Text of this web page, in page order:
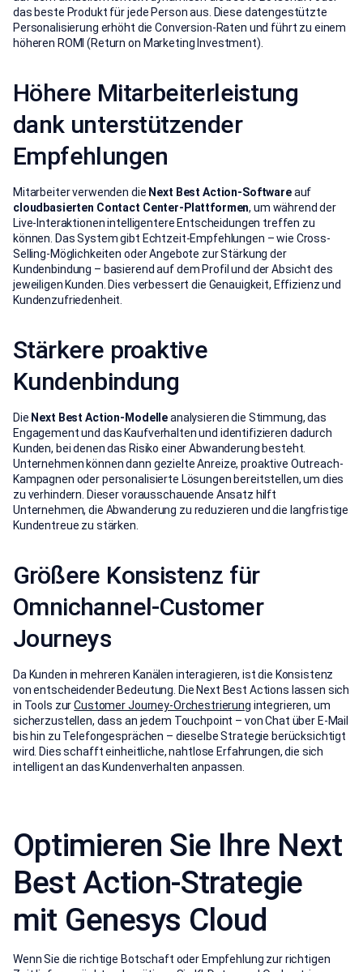
das beste Produkt für jede Person aus. Diese datengestützte
Personalisierung erhöht die Conversion-Raten und führt zu einem
höheren ROMI (Return on Marketing Investment).
Höhere Mitarbeiterleistung
dank unterstützender
Empfehlungen
Mitarbeiter verwenden die Next Best Action-Softwareauf
cloudbasierten Contact Center-Plattformen, um während der
Live-Interaktionen intelligentere Entscheidungen treffen zu
können. Das System gibt Echtzeit-Empfehlungen – wie Cross-
Selling-Möglichkeiten oder Angebote zur Stärkung der
Kundenbindung – basierend auf dem Profil und der Absicht des
jeweiligen Kunden. Dies verbessert die Genauigkeit, Effizienz und
Kundenzufriedenheit.
Stärkere proaktive
Kundenbindung
Die Next Best Action-Modelleanalysieren die Stimmung, das
Engagement und das Kaufverhalten und identifizieren dadurch
Kunden, bei denen das Risiko einer Abwanderung besteht.
Unternehmen können dann gezielte Anreize, proaktive Outreach-
Kampagnen oder personalisierte Lösungen bereitstellen, um dies
zu verhindern. Dieser vorausschauende Ansatz hilft
Unternehmen, die Abwanderung zu reduzieren und die langfristige
Kundentreue zu stärken.
Größere Konsistenz für
Omnichannel-Customer
Journeys
Da Kunden in mehreren Kanälen interagieren, ist die Konsistenz
von entscheidender Bedeutung. Die Next Best Actions lassen sich
in Tools zurCustomer Journey-Orchestrierung integrieren, um
sicherzustellen, dass an jedem Touchpoint – von Chat über E-Mail
bis hin zu Telefongesprächen – dieselbe Strategie berücksichtigt
wird. Dies schafft einheitliche, nahtlose Erfahrungen, die sich
intelligent an das Kundenverhalten anpassen.
Optimieren Sie Ihre Next
Best Action-Strategie
mit Genesys Cloud
Wenn Sie die richtige Botschaft oder Empfehlung zur richtigen